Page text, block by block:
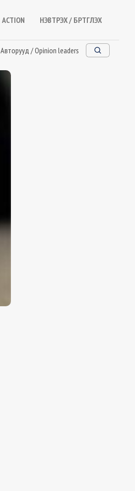
ACTION НЭВТРЭХ / БҮРТГҮҮЛЭХ
Авторууд / Opinion leaders